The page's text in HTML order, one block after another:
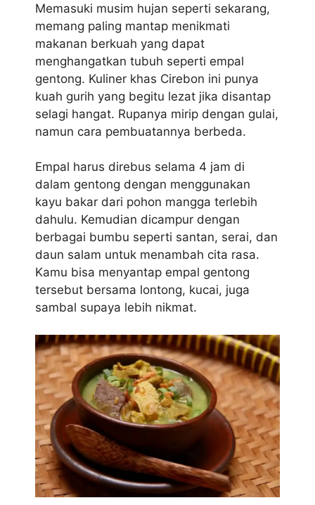
Memasuki musim hujan seperti sekarang,
memang paling mantap menikmati
makanan berkuah yang dapat
menghangatkan tubuh seperti empal
gentong. Kuliner khas Cirebon ini punya
kuah gurih yang begitu lezat jika disantap
selagi hangat. Rupanya mirip dengan gulai,
namun cara pembuatannya berbeda.
Empal harus direbus selama 4 jam di
dalam gentong dengan menggunakan
kayu bakar dari pohon mangga terlebih
dahulu. Kemudian dicampur dengan
berbagai bumbu seperti santan, serai, dan
daun salam untuk menambah cita rasa.
Kamu bisa menyantap empal gentong
tersebut bersama lontong, kucai, juga
sambal supaya lebih nikmat.